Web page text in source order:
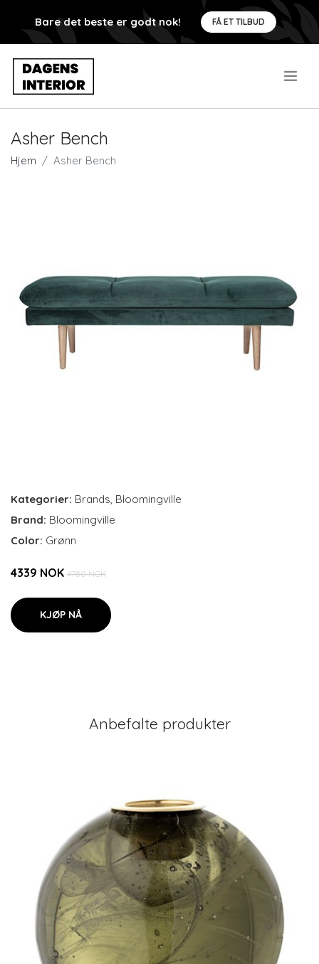
Bare det beste er godt nok! FÅ ET TILBUD
Asher Bench
Hjem Asher Bench
Kategorier: Brands, Bloomingville
Brand: Bloomingville
Color: Grønn
4339 NOK 4780 NOK
KJØP NÅ
Anbefalte produkter